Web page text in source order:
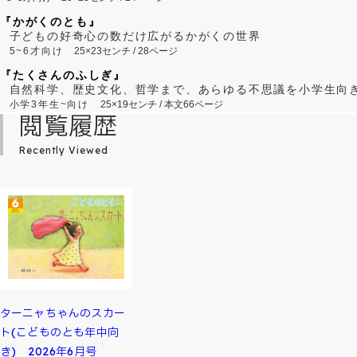
『かがくのとも』
子どもの好奇心の数だけ広がるかがくの世界
5~6才向け25×23センチ / 28ページ
『たくさんのふしぎ』
自然科学、歴史文化、哲学まで、あらゆる不思議を小学生向
小学3年生~向け 25×19センチ / 本文66ページ
閲覧履歴
Recently Viewed
ターニャちゃんのスカー
ト(こどものとも年中向
き) 2026年6月号